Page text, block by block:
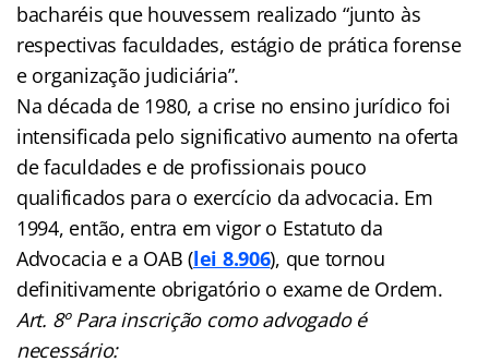
bacharéis que houvessem realizado “junto às
respectivas faculdades, estágio de prática forense
e organização judiciária”.
Na década de 1980, a crise no ensino jurídico foi
intensificada pelo significativo aumento na oferta
de faculdades e de profissionais pouco
qualificados para o exercício da advocacia. Em
1994, então, entra em vigor o Estatuto da
Advocacia e a OAB (lei 8.906), que tornou
definitivamente obrigatório o exame de Ordem.
Art. 8º Para inscrição como advogado é
necessário: